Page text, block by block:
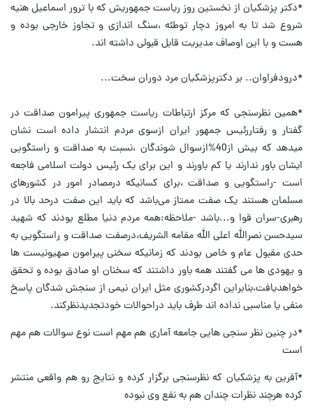
*دکتر پزشکیان از نخستین روز ریاست جمهوریش که با ترور اسماعیل هنیه
شروع شد تا به امروز دچار توطئه ،سنگ اندازی و تجاوز خارجی بوده و
هست و با این اوصاف مدیریت قابل قبولی داشته اند.
*درودفراوان.. بر دکترپزشکیان‌ مرد دوران سخت...
*همین نظرسنجی که مرکز ارتباطات ریاست جمهوری پیرامون صداقت در
گفتار و رفتاررئیس جمهور ایران ازسوی مردم انتشار داده است نشان
میدهد که بیش از40%ازسوال شوندگان ،نسبت به صداقت و راستگویی
ایشان باور ندارند یا کم باورند و این برای یک رئیس دولت اسلامی فاجعه
است -راستگویی و صداقت ،برای کسانیکه درمصادر امور در کشورهای
مسلمان هستند یک صفت ممتاز می‌باشد که باید این صفت درحد بالا در
رهبری-سران قوا و...باشد -ملاحظه:همه مردم دنیا مطلع بودند که شهید
سیدحسن نصرالله اعلی الله مقامه الشریف،درصفت صداقت و راستگویی به
حدی مقبول عام و خاص بودند که زمانیکه سخنی پیرامون صهیونیست ها
و یهودی ها می گفتند همه باور داشتند که سخنان او صادق بوده و تحقق
خواهدیافت،بنابراین اگردرکشوری مثل ایران نیمی از سنجش شدگان پاسخ
منفی یا مناسبی نداده اند طرف باید دراحوالات خودتجدیدنظرکند.
*در چنین نظر سنجی هایی جامعه آماری هم مهم است نوع سوالات هم مهم
است
*آفرین به پزشکیان که نظرسنجی برگزار کرده و نتايج رو هم واقعی منتشر
کرده هرچند نظرات‌ چندان هم به نفع وی نبوده